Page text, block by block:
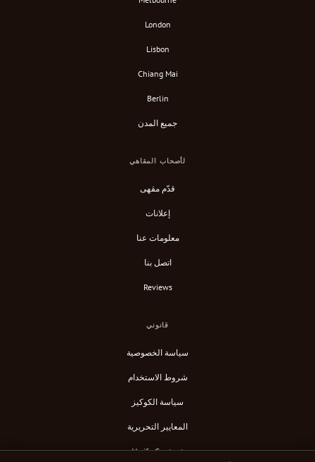
London
Lisbon
Chiang Mai
Berlin
جميع المدن
لأصحاب المقاهي
قدّم مقهى
إعلانات
معلومات عنا
اتصل بنا
Reviews
قانوني
سياسة الخصوصية
شروط الاستخدام
سياسة الكوكيز
المعايير التحريرية
Verify Content